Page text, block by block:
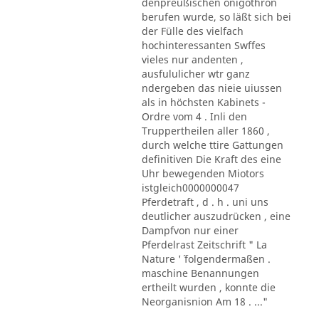
berufen wurde, so läßt sich bei
der Fülle des vielfach
hochinteressanten Swffes
vieles nur andenten ,
ausfululicher wtr ganz
ndergeben das nieie uiussen
als in höchsten Kabinets -
Ordre vom 4 . Inli den
Truppertheilen aller 1860 ,
durch welche ttire Gattungen
definitiven Die Kraft des eine
Uhr bewegenden Miotors
istgleich0000000047
Pferdetraft , d . h . uni uns
deutlicher auszudrücken , eine
Dampfvon nur einer
Pferdelrast Zeitschrift " La
Nature '´ folgendermaßen .
maschine Benannungen
ertheilt wurden , konnte die
Neorganisnion Am 18 . ..."